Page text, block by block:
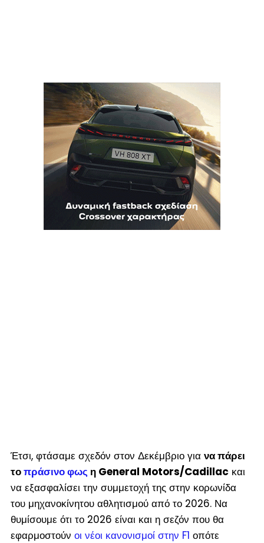
Έτσι, φτάσαμε σχεδόν στον Δεκέμβριο για να πάρει
τοπράσινο φως η General Motors/Cadillacκαι
να εξασφαλίσει την συμμετοχή της στην κορωνίδα
του μηχανοκίνητου αθλητισμού από το 2026. Να
θυμίσουμε ότι το 2026 είναι και η σεζόν που θα
εφαρμοστούν οι νέοι κανονισμοί στην F1 οπότε